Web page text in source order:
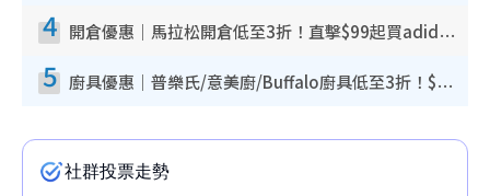
4 開倉優惠｜馬拉松開倉低至3折！直擊$99起買adidas／New Balance／Puma鞋款 STANLEY保溫杯劈價至$119起
5 廚具優惠｜普樂氏/意美廚/Buffalo廚具低至3折！$89起買煎鍋／炒鑊／個人鍋 同場小家電激減至$99起